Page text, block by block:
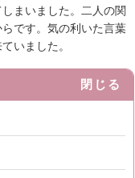
まいました。二人の関
です。気の利いた言葉
いました。
閉じる